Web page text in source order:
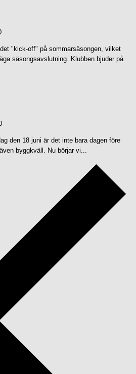
"kick-off" på sommarsäsongen, vilket
säsongsavslutning. Klubben bjuder på
den 18 juni är det inte bara dagen före
byggkväll. Nu börjar vi...